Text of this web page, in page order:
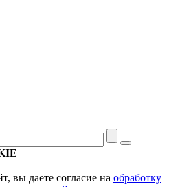
вы даете согласие на обработку